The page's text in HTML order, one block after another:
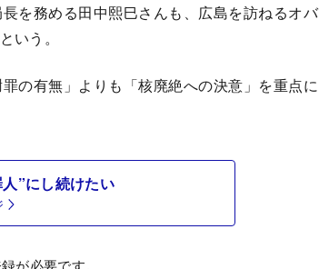
を務める田中熙巳さんも、広島を訪ねるオバ
いう。
の有無」よりも「核廃絶への決意」を重点に
”にし続けたい
が必要です。